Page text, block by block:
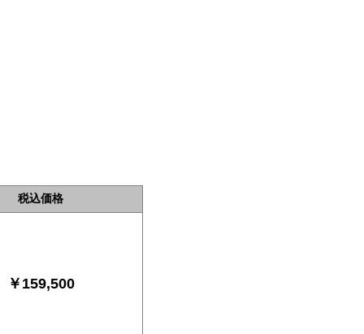
税込価格
￥159,500